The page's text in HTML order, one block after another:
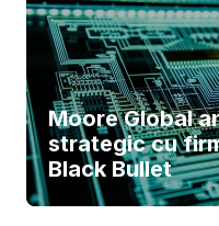
Moore Global
strategic cu
Black Bullet